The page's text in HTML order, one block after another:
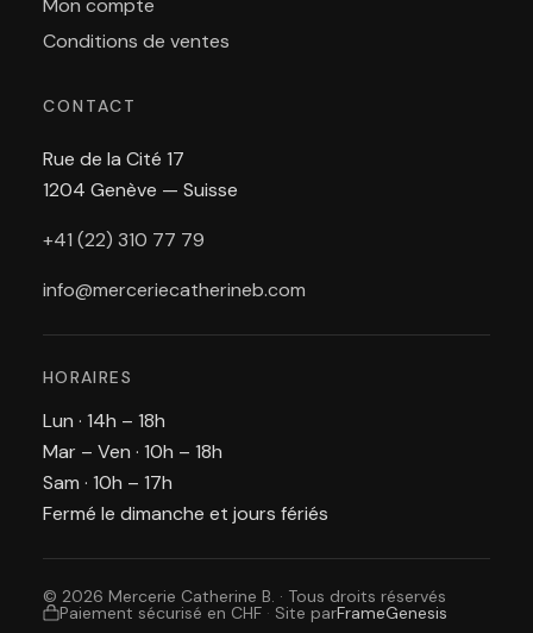
Conditions de ventes
CONTACT
Rue de la Cité 17
1204 Genève — Suisse
+41 (22) 310 77 79
info@merceriecatherineb.com
HORAIRES
Lun · 14h – 18h
Mar – Ven · 10h – 18h
Sam · 10h – 17h
Fermé le dimanche et jours fériés
© 2026 Mercerie Catherine B. · Tous droits réservés
Paiement sécurisé en CHF · Site parFrameGenesis